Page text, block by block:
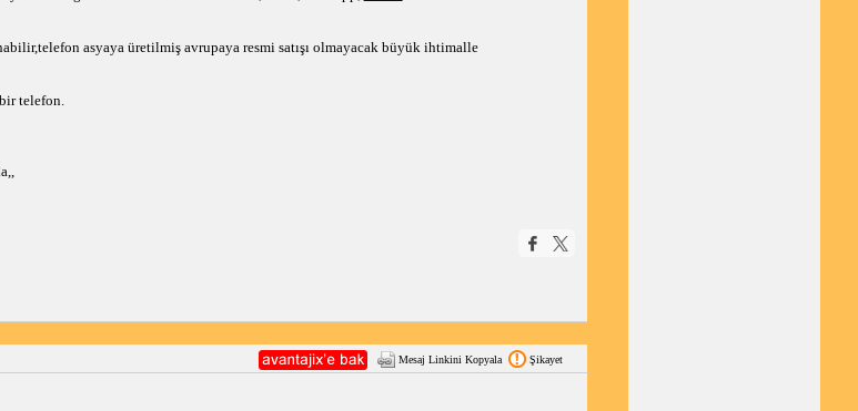
asyaya üretilmiş avrupaya resmi satışı olmayacak büyük ihtimalle
telefon.
Mesaj Linkini Kopyala Şikayet